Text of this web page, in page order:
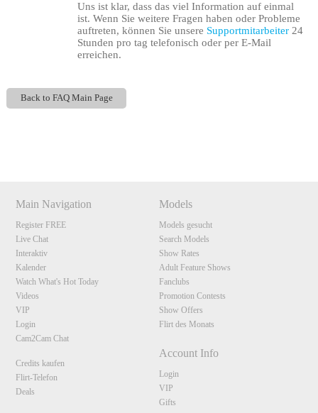
Uns ist klar, dass das viel Information auf einmal
ist. Wenn Sie weitere Fragen haben oder Probleme
auftreten, können Sie unsere Supportmitarbeiter 24
Stunden pro tag telefonisch oder per E-Mail
erreichen.
Back to FAQ Main Page
Main Navigation
Register FREE
Live Chat
Interaktiv
Kalender
Watch What's Hot Today
Videos
VIP
Login
Cam2Cam Chat
Credits kaufen
Flirt-Telefon
Deals
Models
Models gesucht
Search Models
Show Rates
Adult Feature Shows
Fanclubs
Promotion Contests
Show Offers
Flirt des Monats
Account Info
Login
VIP
Gifts